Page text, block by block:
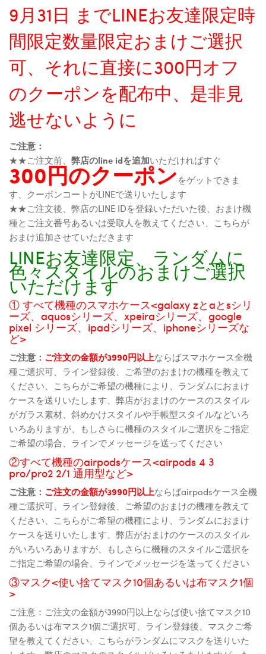
9月31日 までLINEお友達限定時
間限定数量限定おまけご選択
可、それに直接に300円オフ
のクーポンを配布中、是非見
逃せないように
ご注意：
★★ご注文前、 弊店のline idを追加いただければすぐ
300円のクーポンをゲットできま
す、クーポンコートがLINEで送りいたします
★★ご注文後、弊店のLINE IDを登録いただいた後、おまけ機
種とご注文番号あるいは受取人を教えてください、こちらが
おまけ追加させていただきます
LINEお友達限定、ランダムに
色々スタイルのおまけご選択
いただけます
① すべて機種のスマホケース<galaxy zとaとsシリ
ーズ、aquosシリーズ、xpeiraシリーズ、google
pixel シリーズ、ipadシリーズ、iphoneシリーズな
ど>
ご注意： ご注文の金額が3990円以上ならばスマホケース全機
種ご選択可、ライン登録後、ご希望のおまけの機種を教えて
ください、こちらがご希望の機種により、ランダムにおまけ
ケースを送りいたします、弊店がおまけのケースのスタイル
がガラス素材、斜めかけスタイルや手帳型スタイルなどいろ
いろありますが、もしさらに機種のスタイルご選択をご指定
ご希望の場合、ラインでメッセージを送ってください
②すべて機種のairpodsケース<airpods 4 3
pro/pro2 2/1 通用型など>
ご注意： ご注文の金額が3990円以上ならばairpodsケース全機
種ご選択可、ライン登録後、ご希望のおまけの機種を教えて
ください、こちらがご希望の機種により、ランダムにおまけ
ケースを送りいたします、弊店がおまけのケースのスタイル
がいろいろありますが、もしさらに機種のスタイルご選択を
ご指定ご希望の場合、ラインでメッセージを送ってください
③マスク<使い捨てマスク10個あるいは布マスク1個
>
ご注意：ご注文の金額が3990円以上ならば使い捨てマスク10
個あるいは布マスク1個ご選択可、ライン登録後、マスクご希
望を教えてください、こちらがランダムにマスクを送りいた